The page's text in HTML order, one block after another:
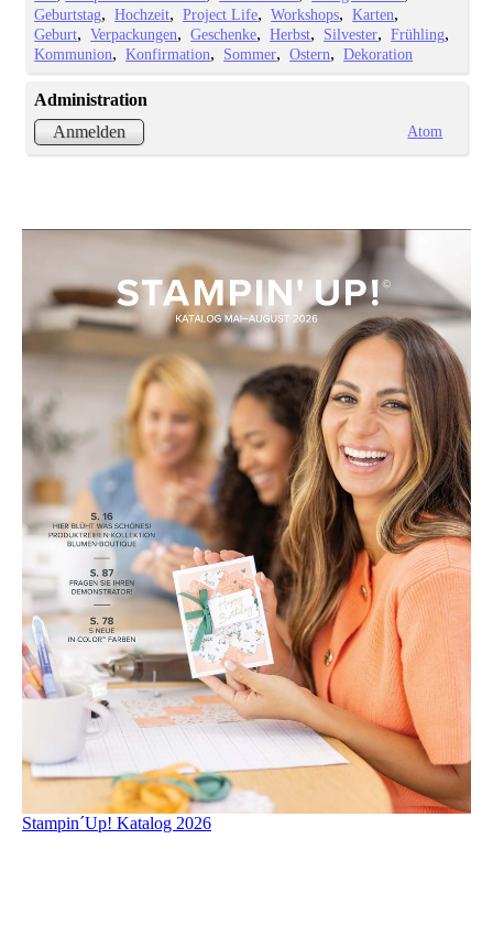
Geburtstag
Hochzeit Project Life Workshops
Karten
Geburt
Verpackungen Geschenke Herbst Silvester
Frühling
Kommunion
Konfirmation Sommer Ostern Dekoration
Administration
Anmelden
Atom
Stampin´Up! Katalog 2026